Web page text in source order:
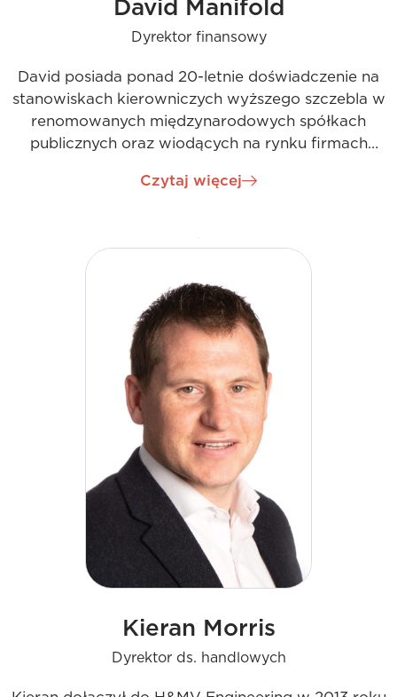
David Manifold
Dyrektor finansowy
David posiada ponad 20-letnie doświadczenie na
stanowiskach kierowniczych wyższego szczebla w
renomowanych międzynarodowych spółkach
publicznych oraz wiodących na rynku firmach
za zarządzanie wszystkimi elementami funkcji
zarządzanie i kontrolowanie wyników finansowych
sprawozdawczość finansową (wewnętrzną i
zewnętrzną), budżetowanie i prognozowanie,
zarządzanie ryzykiem i zgodnością oraz
monitorowanie kluczowych wskaźników
wydajności. Kluczem do osiągnięcia naszych
wspólnych celów dla Davida i zespołu, z którym
pracuje, jest działanie w kulturze pracy zespołowej
i wspieranie priorytetów biznesowych.
Czytaj więcej
Kieran Morris
Dyrektor ds. handlowych